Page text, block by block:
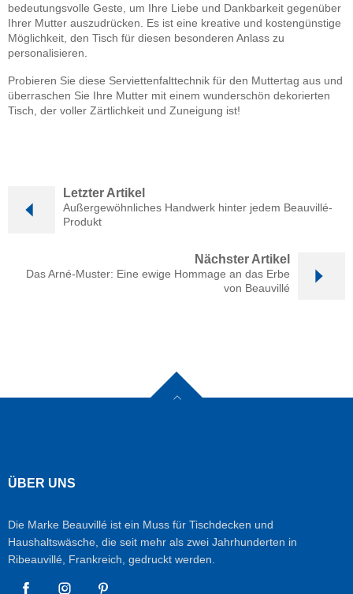
bedeutungsvolle Geste, um Ihre Liebe und Dankbarkeit gegenüber
Ihrer Mutter auszudrücken. Es ist eine kreative und kostengünstige
Möglichkeit, den Tisch für diesen besonderen Anlass zu
personalisieren.
Probieren Sie diese Serviettenfalttechnik für den Muttertag aus und
überraschen Sie Ihre Mutter mit einem wunderschön dekorierten
Tisch, der voller Zärtlichkeit und Zuneigung ist!
Letzter Artikel
Außergewöhnliches Handwerk hinter jedem Beauvillé-
Produkt
Nächster Artikel
Das Arné-Muster: Eine ewige Hommage an das Erbe
von Beauvillé
ÜBER UNS
Die Marke Beauvillé ist ein Muss für Tischdecken und
Haushaltswäsche, die seit mehr als zwei Jahrhunderten in
Ribeauvillé, Frankreich, gedruckt werden.